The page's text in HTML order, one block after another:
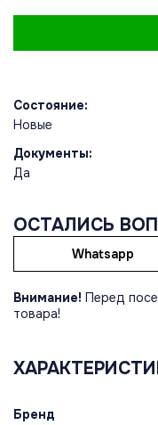
Состояние:
Новые
Документы:
Да
ОСТАЛИСЬ
Whatsapp
Внимание! Перед
товара!
Бренд